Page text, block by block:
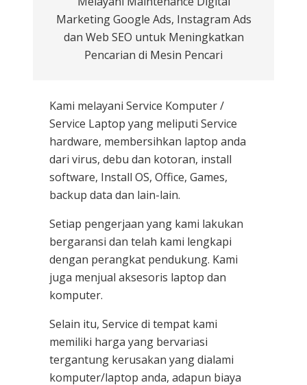
Marketing Google Ads, Instagram Ads
dan Web SEO untuk Meningkatkan
Pencarian di Mesin Pencari
Kami melayani Service Komputer /
Service Laptop yang meliputi Service
hardware, membersihkan laptop anda
dari virus, debu dan kotoran, install
software, Install OS, Office, Games,
backup data dan lain-lain.
Setiap pengerjaan yang kami lakukan
bergaransi dan telah kami lengkapi
dengan perangkat pendukung. Kami
juga menjual aksesoris laptop dan
komputer.
Selain itu, Service di tempat kami
memiliki harga yang bervariasi
tergantung kerusakan yang dialami
komputer/laptop anda, adapun biaya